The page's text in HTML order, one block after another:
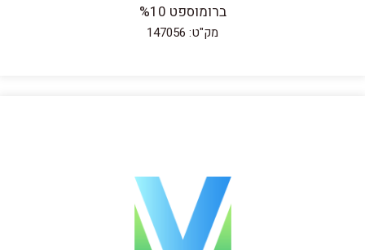
ברומוספט %10
מק"ט: 147056